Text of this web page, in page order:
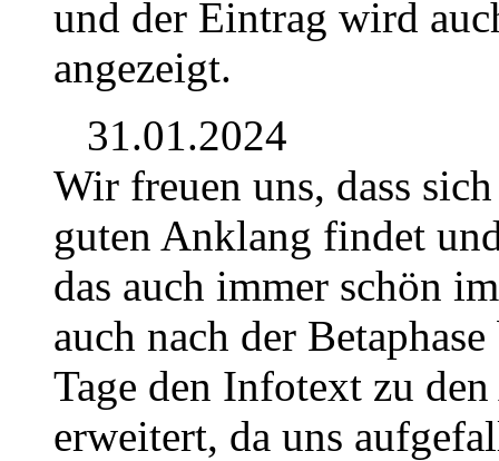
und der Eintrag wird
angezeigt.
31.01.2024
Wir freuen uns, dass
guten Anklang findet
das auch immer schön
auch nach der
Tage den Infotext zu
erweitert, da uns